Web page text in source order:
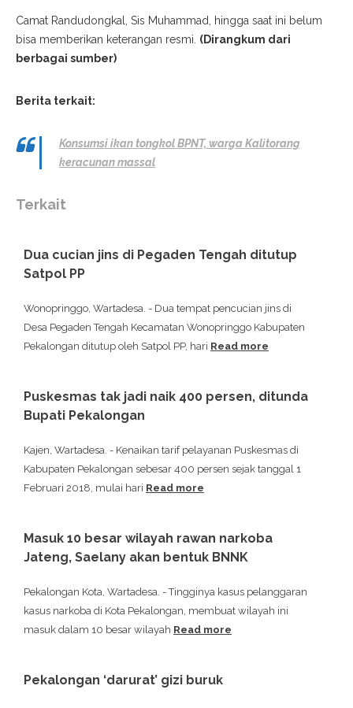
Camat Randudongkal, Sis Muhammad, hingga saat ini belum
bisa memberikan keterangan resmi. (Dirangkum dari
berbagai sumber)
Berita terkait:
Konsumsi ikan tongkol BPNT, warga Kalitorang
keracunan massal
Terkait
Dua cucian jins di Pegaden Tengah ditutup
Satpol PP
Wonopringgo, Wartadesa. - Dua tempat pencucian jins di
Desa Pegaden Tengah Kecamatan Wonopringgo Kabupaten
Pekalongan ditutup oleh Satpol PP, hari Read more
Puskesmas tak jadi naik 400 persen, ditunda
Bupati Pekalongan
Kajen, Wartadesa. - Kenaikan tarif pelayanan Puskesmas di
Kabupaten Pekalongan sebesar 400 persen sejak tanggal 1
Februari 2018, mulai hari Read more
Masuk 10 besar wilayah rawan narkoba
Jateng, Saelany akan bentuk BNNK
Pekalongan Kota, Wartadesa. - Tingginya kasus pelanggaran
kasus narkoba di Kota Pekalongan, membuat wilayah ini
masuk dalam 10 besar wilayah Read more
Pekalongan ‘darurat’ gizi buruk